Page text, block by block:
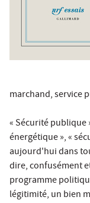
marchand, service
« Sécurité publique
énergétique », «
aujourd'hui dans
dire, confusément
programme
légitimité, un bien